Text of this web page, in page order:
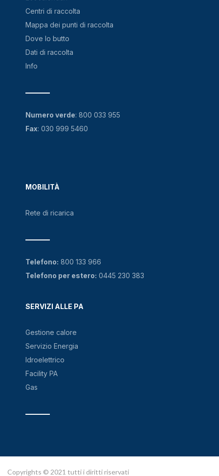
Centri di raccolta
Mappa dei punti di raccolta
Dove lo butto
Dati di raccolta
Info
MOBILITÀ
Rete di ricarica
SERVIZI ALLE PA
Gestione calore
Servizio Energia
Idroelettrico
Facility PA
Gas
Numero verde: 800 033 955
Fax: 030 999 5460
Telefono: 800 133 966
Telefono per estero: 0445 230 383
Copyrights © 2021 tutti i diritti riservati